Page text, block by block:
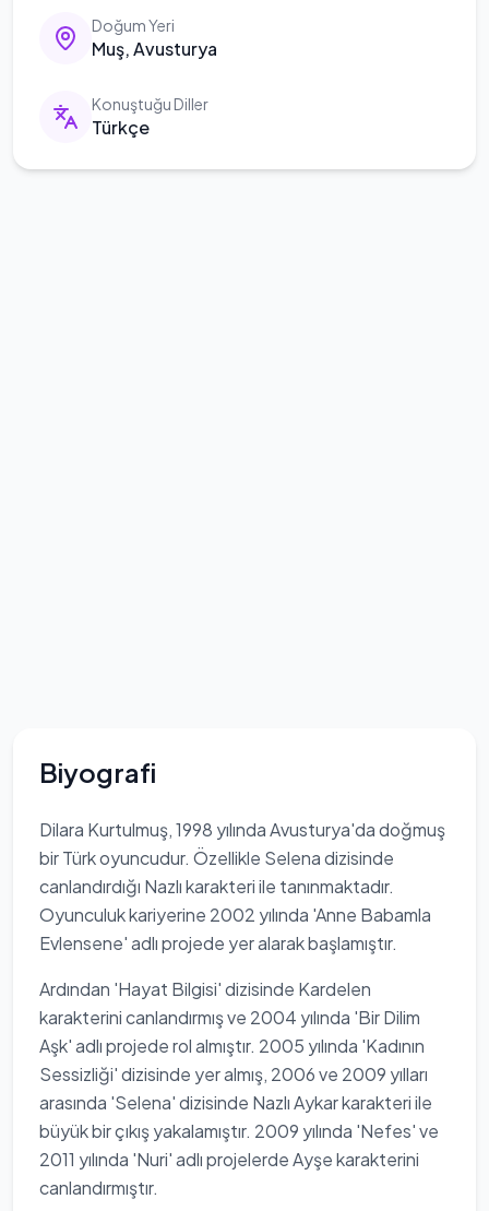
Doğum Yeri
Muş, Avusturya
Konuştuğu Diller
Türkçe
Biyografi
Dilara Kurtulmuş, 1998 yılında Avusturya'da doğmuş
bir Türk oyuncudur. Özellikle Selena dizisinde
canlandırdığı Nazlı karakteri ile tanınmaktadır.
Oyunculuk kariyerine 2002 yılında 'Anne Babamla
Evlensene' adlı projede yer alarak başlamıştır.
Ardından 'Hayat Bilgisi' dizisinde Kardelen
karakterini canlandırmış ve 2004 yılında 'Bir Dilim
Aşk' adlı projede rol almıştır. 2005 yılında 'Kadının
Sessizliği' dizisinde yer almış, 2006 ve 2009 yılları
arasında 'Selena' dizisinde Nazlı Aykar karakteri ile
büyük bir çıkış yakalamıştır. 2009 yılında 'Nefes' ve
2011 yılında 'Nuri' adlı projelerde Ayşe karakterini
canlandırmıştır.